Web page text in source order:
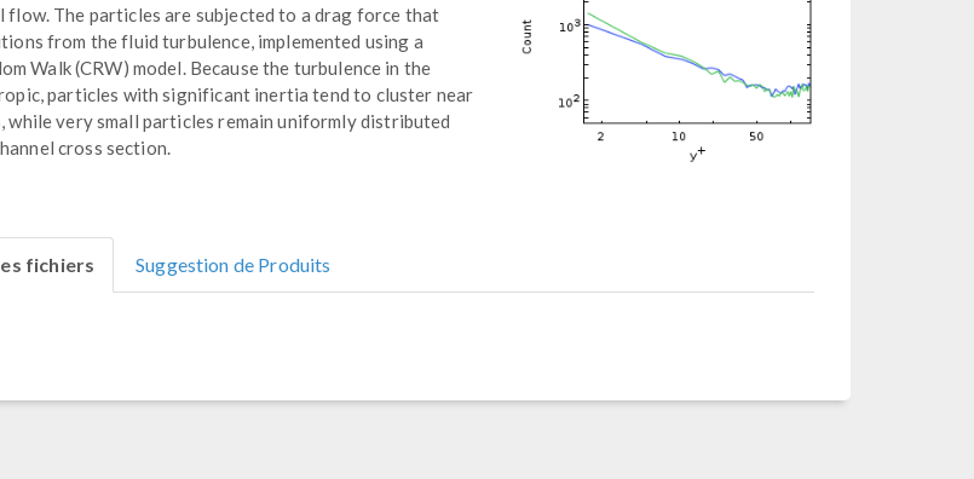
flow. The particles are subjected to a drag force that
from the fluid turbulence, implemented using a
Walk (CRW) model. Because the turbulence in the
particles with significant inertia tend to cluster near
while very small particles remain uniformly distributed
cross section.
fichiers Suggestion de Produits